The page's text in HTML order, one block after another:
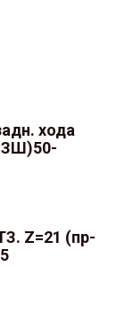
хода
Z=21 (пр-